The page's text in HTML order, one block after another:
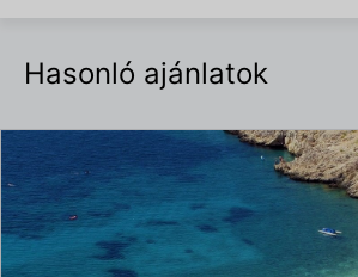
Hasonló ajánlatok